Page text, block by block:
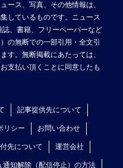
ース、写真、その他情報は、
しているものです。ニュース
、書籍、フリーペーパーなど
の無断での一部引用・全文引
す。無断掲載にあたっては、
支払い頂くことに同意したも
記事提供先について
リシー お問い合わせ
先について 運営会社
通知解除（配信停止）の方法